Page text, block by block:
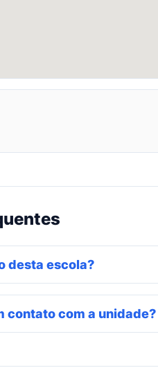
desta escola?
contato com a unidade?